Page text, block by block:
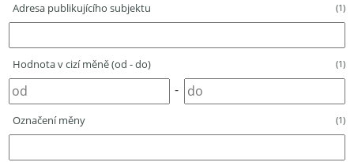
Adresa publikujícího subjektu (1)
Hodnota v cizí měně (od - do) (1)
-
Označení měny (1)